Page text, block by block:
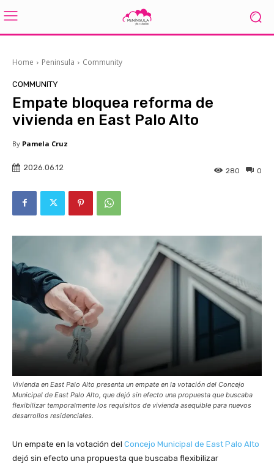
Home Peninsula Community
COMMUNITY
Empate bloquea reforma de
vivienda en East Palo Alto
By Pamela Cruz
2026.06.12 0
280
Vivienda en East Palo Alto presenta un empate en la votación del Concejo
Municipal de East Palo Alto, que dejó sin efecto una propuesta que buscaba
flexibilizar temporalmente los requisitos de vivienda asequible para nuevos
desarrollos residenciales.
Un empate en la votación del Concejo Municipal de East Palo Alto
dejó sin efecto una propuesta que buscaba flexibilizar